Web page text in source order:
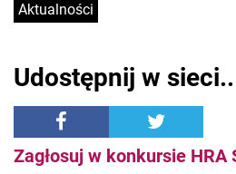
Aktualności
Udostępnij w sieci..
Zagłosuj w konkursie HRA